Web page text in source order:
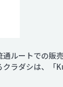
ルートでの
ラダシは、